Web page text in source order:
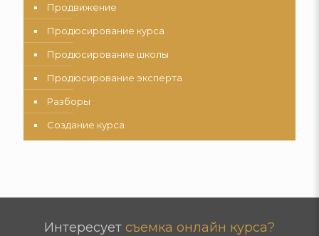
Продвижение
Продюсирование курса
Продюсирование школы
Продюсирование эксперта
Разборы
Создание курса
Интересует съемка онлайн курса?